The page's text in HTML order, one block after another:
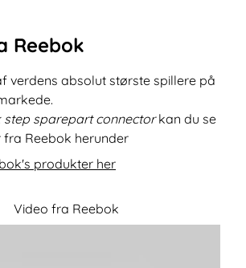
Reebok
verdens absolut største spillere på
step sparepart connectorkan du se
Reebok herunder
produkter her
Video fra Reebok